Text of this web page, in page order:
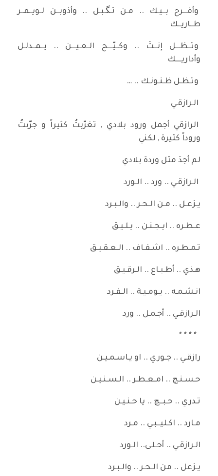
وأفـــرح بــيـك .. مـن تـگـبـل .. وأذوبــن لـويــمــر
طــاريــك
وتــظـــل إنــتَ .. وكــيّـــح الـعـيـــن .. يــمــدلـل
وأداريــــك
وتـظـل ظـنـونـك .. …
الـرازقـي
الرازقي أجمل ورود بلادي , تغرّبتُ كثيراً و جرّبتُ
وروداً كثيرة , لكني
لم أجدَ مثل وردة بلادي
الـرازقـي .. ورد .. الـورد
يـزعـل .. مـن الـحـر .. والـبـرد
عـطـره .. ايـجـنـن .. يـلـيـق
تـمـطـره .. اشـفـاف .. الـعـقـيـق
هـذي .. أطـبـاع .. الـرقـيـق
انـشـمـه .. يـومـيـة .. الـفـرد
الـرازقـي .. أجـمـل .. ورد
* * * *
رازقـي .. جـوري .. او يـاسـمـيـن
حـسـنـچ .. امـعـطـر .. الـسـنـيـن
تـدري .. حـبــچ .. يا حـنـيـن
مـارد .. اكـليــبـي .. مـرد
الـرازقـي .. أحـلـى.. الـورد
يـزعل .. من الـحـر .. والـبـرد